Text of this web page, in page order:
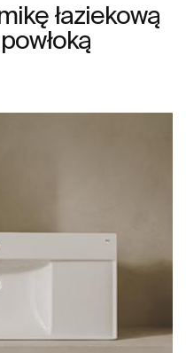
łaziekową